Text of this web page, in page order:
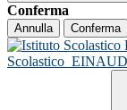
Conferma
Annulla Conferma
Scolastico